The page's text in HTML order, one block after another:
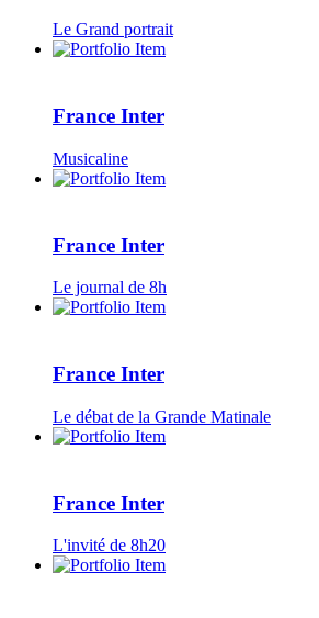
Le Grand portrait
France Inter
Musicaline
France Inter
Le journal de 8h
France Inter
Le débat de la Grande Matinale
France Inter
L'invité de 8h20